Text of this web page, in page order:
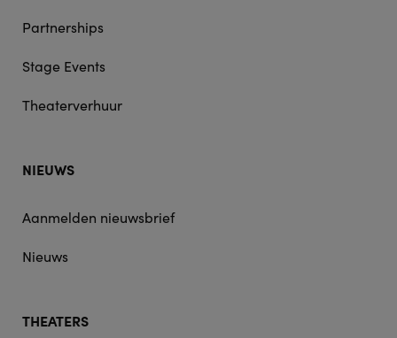
Partnerships
Stage Events
Theaterverhuur
NIEUWS
Aanmelden nieuwsbrief
Nieuws
THEATERS